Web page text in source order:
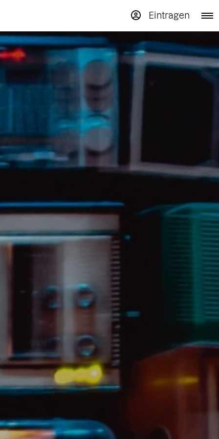
Eintragen